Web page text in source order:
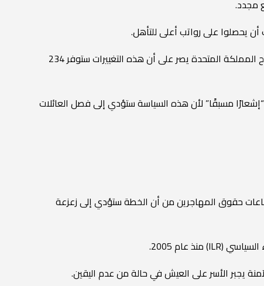
مجدد.
أن يحصلوا على رواتب أعلى للتأهل.
وأخيرًا، تحد الخطة من لم شمل الأسرة، مما يمنع العديد من المعالين من الانضمام إلى المهاجرين المستقرين. والجدير بالذكر أن إصلاح المملكة المتحدة يصر على أن هذه التغييرات ستوفر 234
“إشعارًا مسبقًا” لأن هذه السياسة ستؤدي إلى فصل العائلات
حقوق المهاجرين من أن الخطة ستؤدي إلى زعزعة
يجبر الأسر على العيش في حالة من عدم اليقين.